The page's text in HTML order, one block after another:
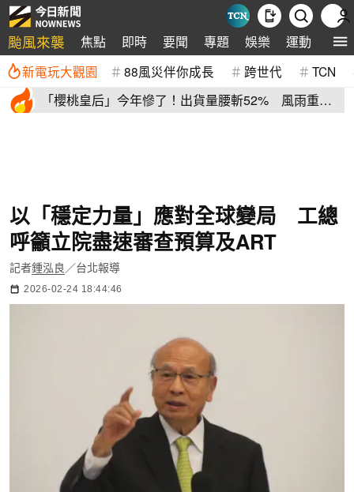
颱風來襲 焦點 即時 要聞 專題 娛樂 運動 全球
新電玩大觀園 88風災伴你成長 跨世代 TCN
「櫻桃皇后」今年慘了！出貨量腰斬52% 風雨重
以「穩定力量」應對全球變局 工總
呼籲立院盡速審查預算及ART
記者鍾泓良 ／台北報導
2026-02-24 18:44:46